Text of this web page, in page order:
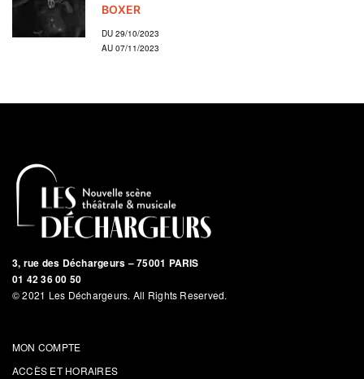
BOXER
DU 29/10/2023
AU 07/11/2023
3, rue des Déchargeurs – 75001 PARIS
01 42 36 00 50
© 2021 Les Déchargeurs. All Rights Reserved.
MON COMPTE
ACCÈS ET HORAIRES